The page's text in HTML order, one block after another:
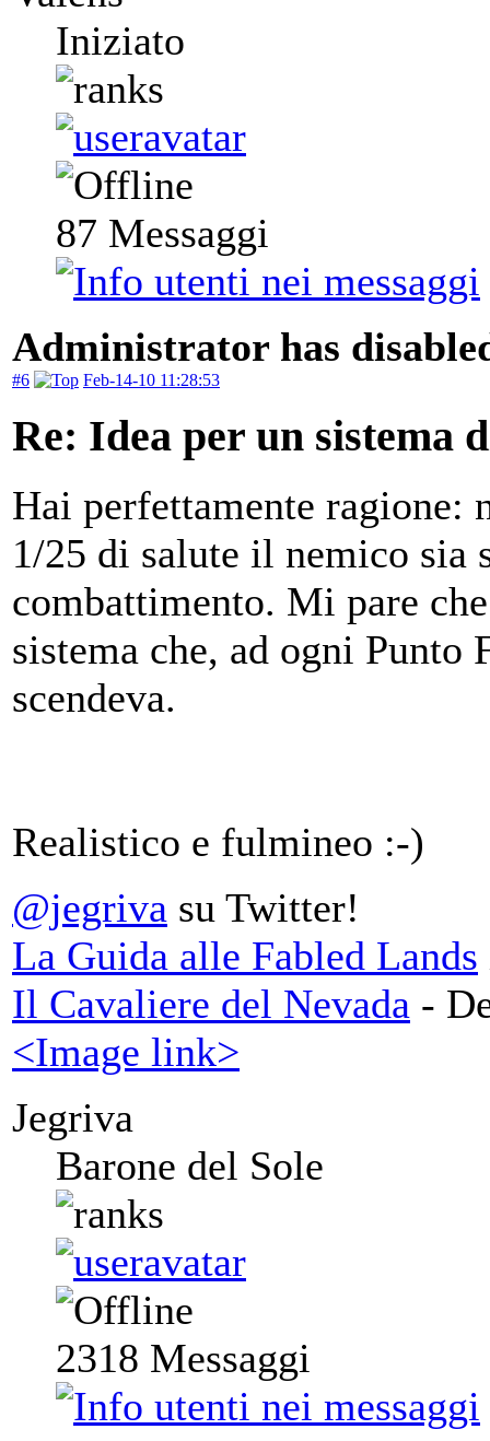
Iniziato
87 Messaggi
Administrator has
#6 Feb-14-10 11:28:53
Re: Idea per un sistema
Hai perfettamente ragione:
1/25 di salute il nemico sia
combattimento. Mi pare
sistema che, ad ogni Punto
scendeva.
Realistico e fulmineo :-)
@jegriva su Twitter!
La Guida alle Fabled Lands
Il Cavaliere del Nevada -
<Image link>
Jegriva
Barone del Sole
2318 Messaggi